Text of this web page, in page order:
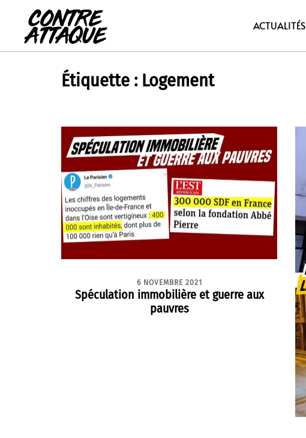
contenu
ACTUALITÉS
Étiquette : Logement
6 NOVEMBRE 2021
Spéculation immobilière et guerre aux
pauvres